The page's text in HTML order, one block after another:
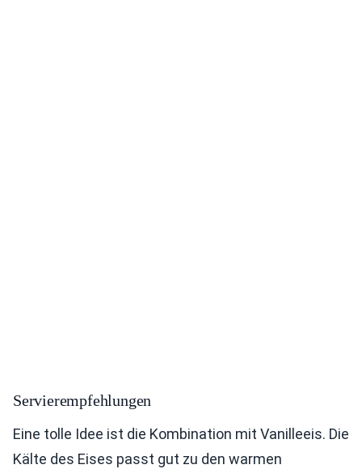
Servierempfehlungen
Eine tolle Idee ist die Kombination mit Vanilleeis. Die
Kälte des Eises passt gut zu den warmen